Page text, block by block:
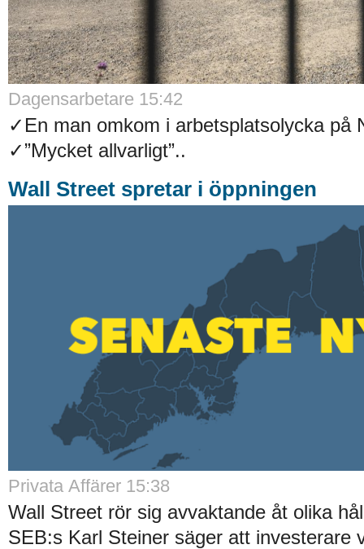
Dagensarbetare 15:42
✓En man omkom i arbetsplatsolycka på
✓”Mycket allvarligt”..
Wall Street spretar i öppningen
Privata Affärer 15:38
Wall Street rör sig avvaktande åt olika
SEB:s Karl Steiner säger att investerare